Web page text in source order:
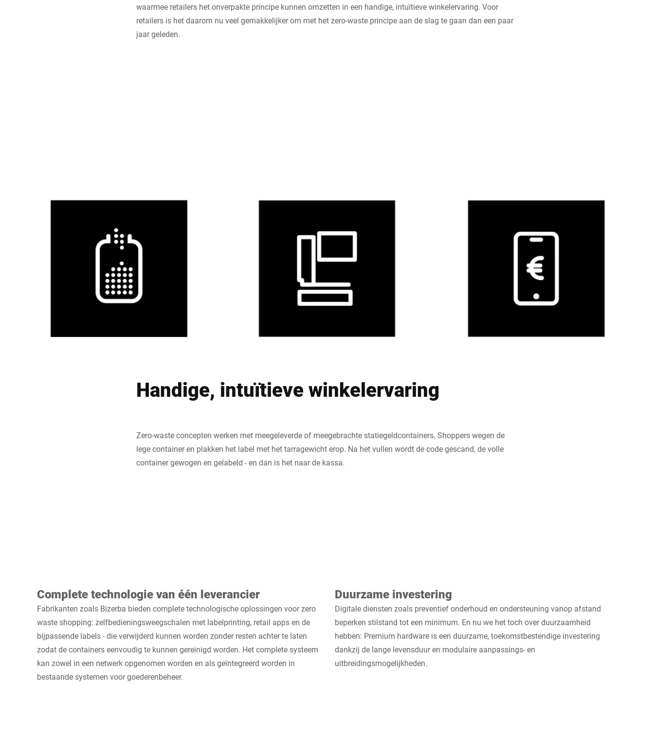
waarmee retailers het onverpakte principe kunnen omzetten in een handige, intuïtieve winkelervaring. Voor
retailers is het daarom nu veel gemakkelijker om met het zero-waste principe aan de slag te gaan dan een paar
jaar geleden.
Handige, intuïtieve winkelervaring
Zero-waste concepten werken met meegeleverde of meegebrachte statiegeldcontainers. Shoppers wegen de
lege container en plakken het label met het tarragewicht erop. Na het vullen wordt de code gescand, de volle
container gewogen en gelabeld - en dan is het naar de kassa.
Complete technologie van één leverancier
Fabrikanten zoals Bizerba bieden complete technologische oplossingen voor zero
waste shopping: zelfbedieningsweegschalen met labelprinting, retail apps en de
bijpassende labels - die verwijderd kunnen worden zonder resten achter te laten
zodat de containers eenvoudig te kunnen gereinigd worden. Het complete systeem
kan zowel in een netwerk opgenomen worden en als geïntegreerd worden in
bestaande systemen voor goederenbeheer.
Duurzame investering
Digitale diensten zoals preventief onderhoud en ondersteuning vanop afstand
beperken stilstand tot een minimum. En nu we het toch over duurzaamheid
hebben: Premium hardware is een duurzame, toekomstbestendige investering
dankzij de lange levensduur en modulaire aanpassings- en
uitbreidingsmogelijkheden.